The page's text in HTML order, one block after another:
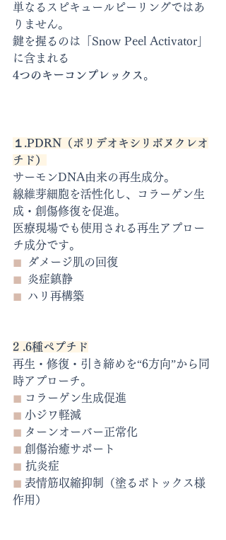
単なるスピキュールピーリングではあ
りません。
鍵を握るのは「Snow Peel Activator」
に含まれる
4つのキーコンプレックス。
１.PDRN（ポリデオキシリボヌクレオ
チド）
サーモンDNA由来の再生成分。
線維芽細胞を活性化し、コラーゲン生
成・創傷修復を促進。
医療現場でも使用される再生アプロー
チ成分です。
◼︎ ダメージ肌の回復
◼︎ 炎症鎮静
◼︎ ハリ再構築
2 .6種ペプチド
再生・修復・引き締めを“6方向”から同
時アプローチ。
◼︎ コラーゲン生成促進
◼︎ 小ジワ軽減
◼︎ ターンオーバー正常化
◼︎ 創傷治癒サポート
◼︎ 抗炎症
◼︎ 表情筋収縮抑制（塗るボトックス様
作用）